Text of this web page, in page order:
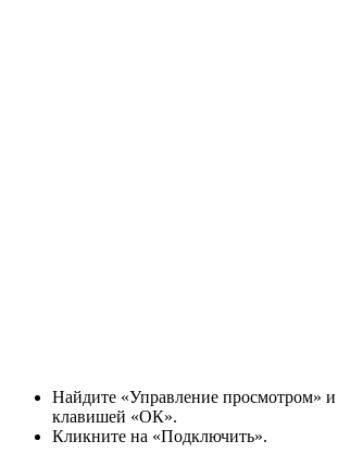
Найдите «Управление просмотром» и
клавишей «ОК».
Кликните на «Подключить».